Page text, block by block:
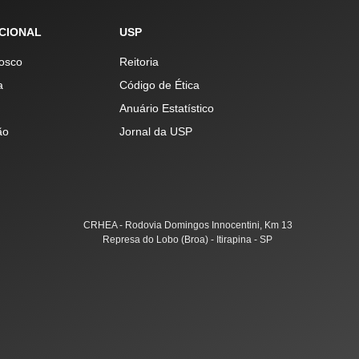
USP
Reitoria
Código de Ética
Anuário Estatístico
Jornal da USP
CRHEA - Rodovia Domingos Innocentini, Km 13
Represa do Lobo (Broa) - Itirapina - SP